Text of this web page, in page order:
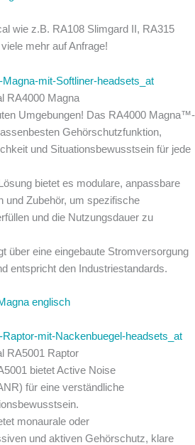
wie z.B. RA108 Slimgard II, RA315
mehr auf Anfrage!
RA4000 Magna
Umgebungen! Das RA4000 Magna™-
Gehörschutzfunktion,
und Situationsbewusstsein für jede
bietet es modulare, anpassbare
und Zubehör, um spezifische
und die Nutzungsdauer zu
über eine eingebaute Stromversorgung
entspricht den Industriestandards.
englisch
RA5001 Raptor
bietet Active Noise
für eine verständliche
monaurale oder
und aktiven Gehörschutz, klare